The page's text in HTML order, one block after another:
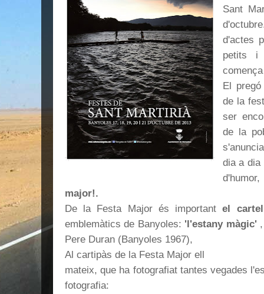
Sant
d'actes
petits i
El
de la
ser
de la
dia a dia
major!.
De la Festa Major és importantel
emblemàtics de Banyoles: 'l'estany màgic'
Pere Duran (Banyoles 1967),
Al cartipàs de la Festa Major ell
mateix, que ha fotografiat tantes vegades
fotografia: